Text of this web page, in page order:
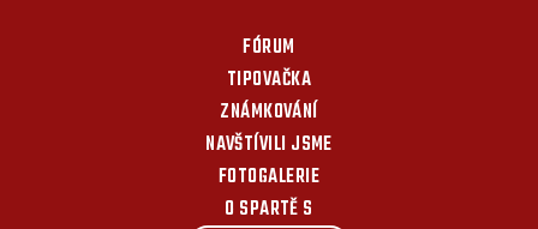
FÓRUM
TIPOVAČKA
ZNÁMKOVÁNÍ
NAVŠTÍVILI JSME
FOTOGALERIE
O SPARTĚ S